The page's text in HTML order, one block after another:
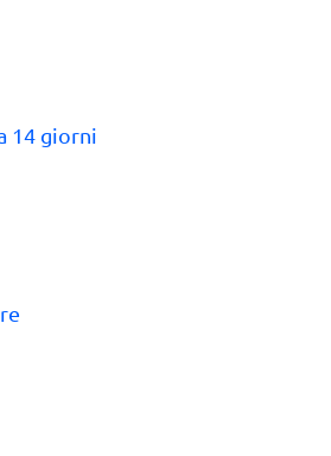
14 giorni